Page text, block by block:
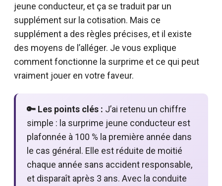
jeune conducteur, et ça se traduit par un
supplément sur la cotisation. Mais ce
supplément a des règles précises, et il existe
des moyens de l’alléger. Je vous explique
comment fonctionne la surprime et ce qui peut
vraiment jouer en votre faveur.
🔑 Les points clés : J’ai retenu un chiffre
simple : la surprime jeune conducteur est
plafonnée à 100 % la première année dans
le cas général. Elle est réduite de moitié
chaque année sans accident responsable,
et disparaît après 3 ans. Avec la conduite